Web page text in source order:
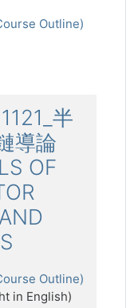
Outline)
半
導論
OF
Outline)
in English)